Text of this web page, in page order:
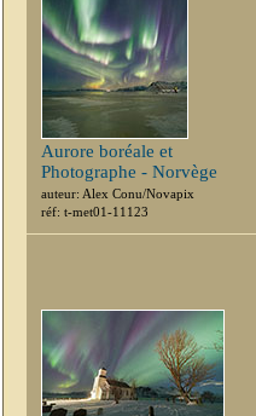
Aurore boréale et
Photographe - Norvège
auteur: Alex Conu/Novapix
réf: t-met01-11123